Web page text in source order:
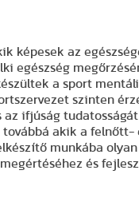
képesek az
egészség
a sport
szinten
az ifjúság
akik a
munkába
és